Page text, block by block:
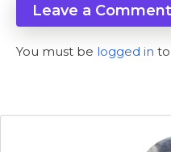
Leave a Comment
You must be logged in